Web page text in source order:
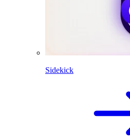
Sidekick